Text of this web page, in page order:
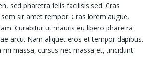
sed pharetra felis facilisis sed. Cras
sit amet tempor. Cras lorem augue,
Curabitur ut mauris eu libero pharetra
arcu. Nam aliquet eros et tempor dapibus.
massa, cursus nec massa et, tincidunt